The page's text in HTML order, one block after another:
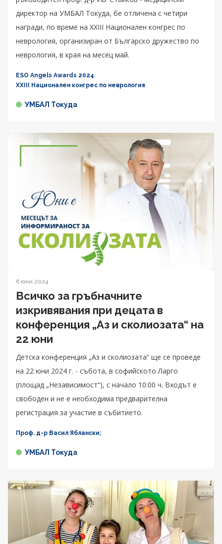
директор на УМБАЛ Токуда, бе отличена с четири
награди, по време на XXIII Национален конгрес по
неврология, организиран от Българско дружество по
неврология, в края на месец май.
ESO Angels Awards 2024
XXIII Национален конгрес по неврология
УМБАЛ Токуда
6 юни 2024
Всичко за гръбначните
изкривявания при децата в
конференция „Аз и сколиозата“ на
22 юни
Детска конференция „Аз и сколиозата“ ще се проведе
на 22 юни 2024 г. - събота, в софийското Ларго
(площад „Независимост“), с начало 10:00 ч. Входът е
свободен и не е необходима предварителна
регистрация за участие в събитието.
Проф. д-р Васил Яблански;
УМБАЛ Токуда